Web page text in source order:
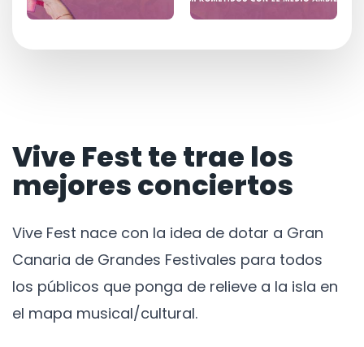
Vive Fest te trae los
mejores conciertos
Vive Fest nace con la idea de dotar a Gran
Canaria de Grandes Festivales para todos
los públicos que ponga de relieve a la isla en
el mapa musical/cultural.